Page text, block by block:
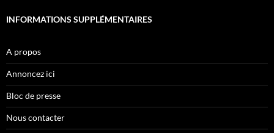
INFORMATIONS SUPPLÉMENTAIRES
A propos
Annoncez ici
Bloc de presse
Nous contacter